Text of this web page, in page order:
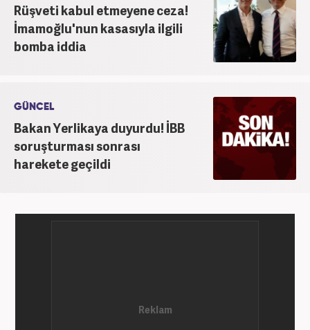
Rüşveti kabul etmeyene ceza!
İmamoğlu'nun kasasıyla ilgili
bomba iddia
GÜNCEL
Bakan Yerlikaya duyurdu! İBB
soruşturması sonrası
harekete geçildi